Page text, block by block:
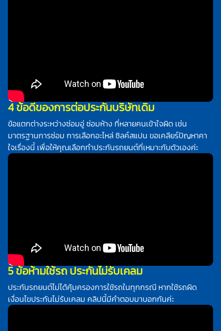
4 ข้อดีของการต่อประกันบริษัทเดิม
ข้อแตกต่างระหว่างซ่อมอู่ ซ่อมห้าง ที่หลายคนเข้าใจผิด เช่น
มาตรฐานการซ่อม การเลือกอะไหล่ ซิลค์สแปน ขอเคลียร์ปัญหาคา
ใจเรื่องนี้ เพื่อให้คุณเลือกทำประกันรถยนต์ที่เหมาะกับตัวเองค่ะ
5 ข้อห้ามใช้รถ ประกันไม่รับเคลม
ประกันรถยนต์ไม่ได้คุ้มครองการใช้รถในทุกกรณี หากใช้รถผิด
เงื่อนไขประกันไม่รับเคลม คลิปนี้มีคำตอบมาบอกกันค่ะ